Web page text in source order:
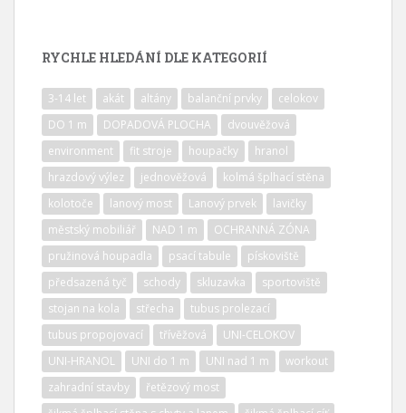
RYCHLE HLEDÁNÍ DLE KATEGORIÍ
3-14 let akát altány balanční prvky
celokov
DO 1 m
DOPADOVÁ PLOCHA
dvouvěžová
environment
fit stroje houpačky
hranol
hrazdový výlez
jednověžová
kolmá šplhací stěna
kolotoče
lanový most Lanový prvek
lavičky
městský mobiliář
NAD 1 m
OCHRANNÁ ZÓNA
pružinová houpadla
psací tabule
pískoviště
předsazená tyč
schody skluzavka
sportoviště
stojan na kola
střecha
tubus prolezací
tubus propojovací
třívěžová
UNI-CELOKOV
UNI-HRANOL
UNI do 1 m UNI nad 1 m
workout
zahradní stavby
řetězový most